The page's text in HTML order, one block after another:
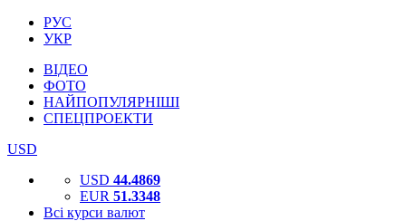
РУС
УКР
ВІДЕО
ФОТО
НАЙПОПУЛЯРНІШІ
СПЕЦПРОЕКТИ
USD
USD 44.4869
EUR 51.3348
Всі курси валют